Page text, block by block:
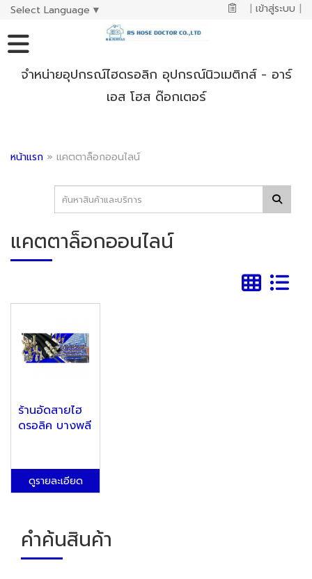
Select Language ▼ | เข้าสู่ระบบ |
จำหน่ายอุปกรณ์ไฮดรอลิก อุปกรณ์นิวเมติกส์ - อาร์
เอส โฮส ด๊อกเตอร์
หน้าแรก » แคตตาล็อกออนไลน์
แคตตาล็อกออนไลน์
ร้านอัดสายไฮ
ดรอลิค บางพลี
ดูรายละเอียด
คำค้นสินค้า